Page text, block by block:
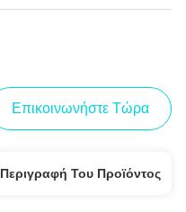
Επικοινωνήστε Τώρα
Περιγραφή Του Προϊόντος